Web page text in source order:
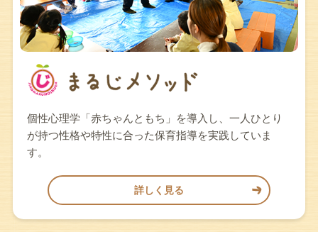
個性心理学「赤ちゃんともち」を導入し、一人ひとり
が持つ性格や特性に合った保育指導を実践していま
す。
詳しく見る